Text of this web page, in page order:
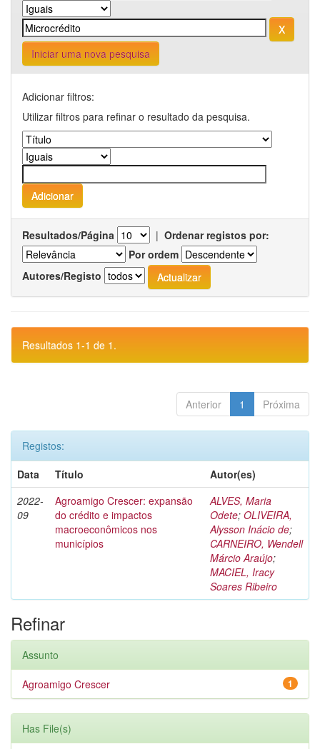
Iniciar uma nova pesquisa
Adicionar filtros:
Utilizar filtros para refinar o resultado da pesquisa.
Resultados/Página | Ordenar registos por:
Por ordem
Autores/Registo
Resultados 1-1 de 1.
Anterior 1 Próxima
Registos:
Data
Título
Autor(es)
2022-
09
Agroamigo Crescer: expansão
do crédito e impactos
macroeconômicos nos
municípios
ALVES, Maria
Odete; OLIVEIRA,
Alysson Inácio de;
CARNEIRO, Wendell
Márcio Araújo;
MACIEL, Iracy
Soares Ribeiro
Refinar
Assunto
1
Agroamigo Crescer
Has File(s)